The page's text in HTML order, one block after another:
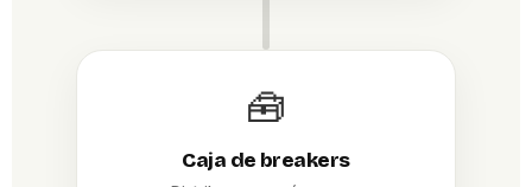
🧰
Caja de breakers